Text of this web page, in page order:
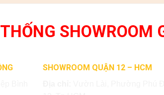
SHOWROOM
SHOWROOM QUẬN 12 – HCM